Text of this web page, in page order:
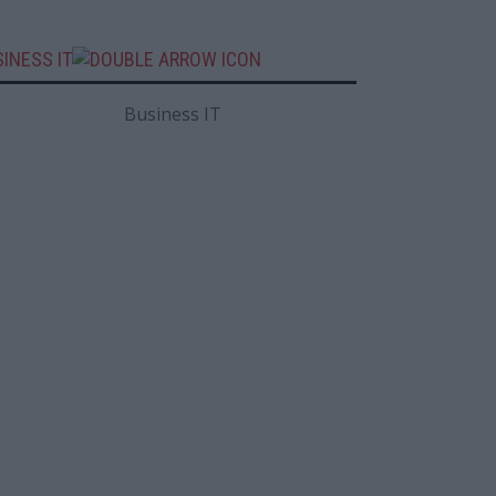
IT